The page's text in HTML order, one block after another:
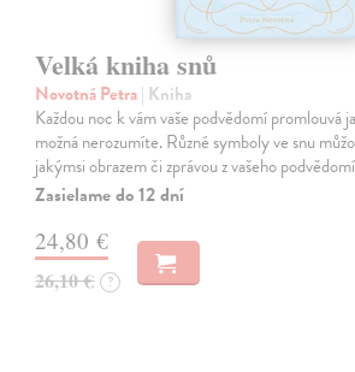
Velká kniha snů
Novotná Petra| Kniha
Každou noc k vám vaše podvědomí promlouvá
možná nerozumíte. Různé symboly ve snu
jakýmsi obrazem či zprávou z vašeho
Zasielame do 12 dní
24,80 €
26,10 € ?